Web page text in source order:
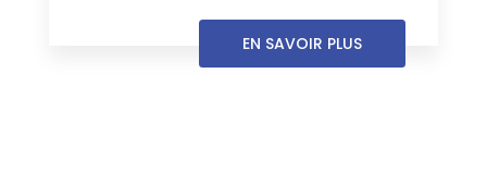
EN SAVOIR PLUS